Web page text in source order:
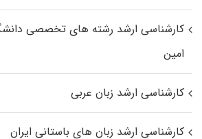
کارشناسی ارشد رﺷﺘﻪ ﻫﺎی تخصصی
اﻣﻴﻦ
کارشناسی ارشد زبان عربی
کارشناسی ارشد زبان‌ های باستانی ایران